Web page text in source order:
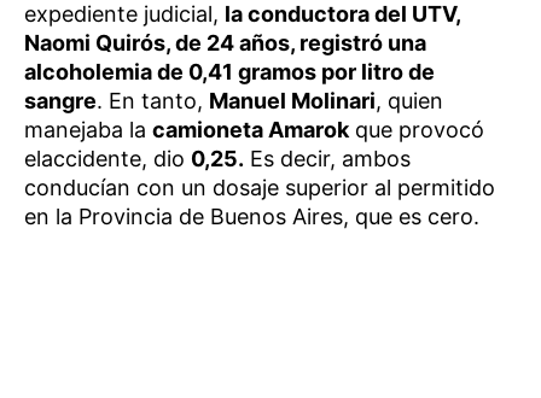
expediente judicial, la conductora del UTV,
Naomi Quirós, de 24 años, registró una
alcoholemia de 0,41 gramos por litro de
sangre. En tanto, Manuel Molinari, quien
manejaba la camioneta Amarok que provocó
elaccidente, dio 0,25. Es decir, ambos
conducían con un dosaje superior al permitido
en la Provincia de Buenos Aires, que es cero.